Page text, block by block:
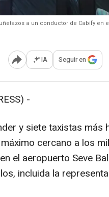
a un conductor de Cabify en
Abrir opciones para
IA Seguir en
-
y siete taxistas más
cercano a los
el aeropuerto Seve
incluida la